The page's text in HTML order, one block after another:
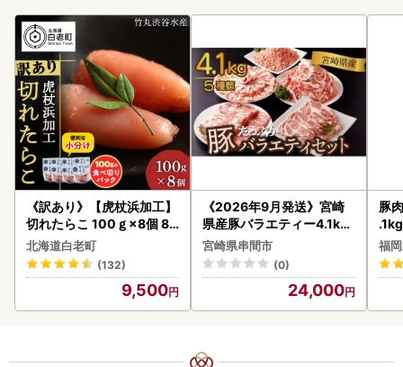
《訳あり》【虎杖浜加工】
切れたらこ 100ｇ×8個 80
0g AK081
北海道白老町
(132)
9,500
《2026年9月発送》宮崎
県産豚バラエティー4.1kg
セット_K033-057-2609
宮崎県串間市
(0)
24,000
豚
福